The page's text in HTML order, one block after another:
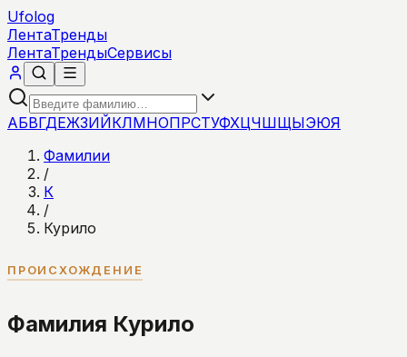
Ufolog
ЛентаТренды
ЛентаТрендыСервисы
АБВГДЕЖЗИЙКЛМНОПРСТУФХЦЧШЩЫЭЮЯ
Фамилии
/
К
/
Курило
ПРОИСХОЖДЕНИЕ
Фамилия Курило